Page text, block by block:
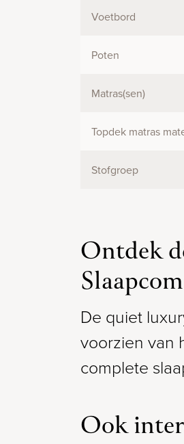
Voetbord
Poten
Matras(sen)
Topdek matras
Stofgroep
Ontdek
De quiet
voorzien van
complete
Ook